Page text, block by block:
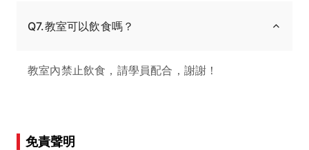
Q7.教室可以飲食嗎？
教室內禁止飲食，請學員配合，謝謝！
免責聲明